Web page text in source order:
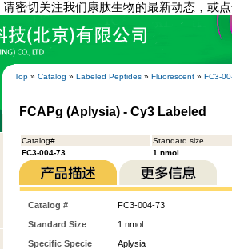
密切关注我们康肽生物的最新动态，或
Top » Catalog » Labeled Peptides » Fluorescent » FC3-
FCAPg (Aplysia) - Cy3 Labeled
Catalog# Standard size
FC3-004-73
1 nmol
Catalog #
FC3-004-73
Standard Size
1 nmol
Specific Specie
Aplysia